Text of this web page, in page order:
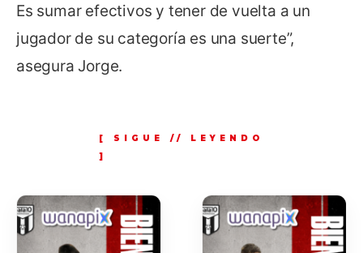
Es sumar efectivos y tener de vuelta a un
jugador de su categoría es una suerte”,
asegura Jorge.